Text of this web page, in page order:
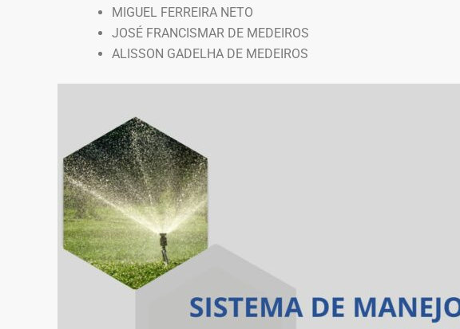
MIGUEL FERREIRA NETO
JOSÉ FRANCISMAR DE MEDEIROS
ALISSON GADELHA DE MEDEIROS